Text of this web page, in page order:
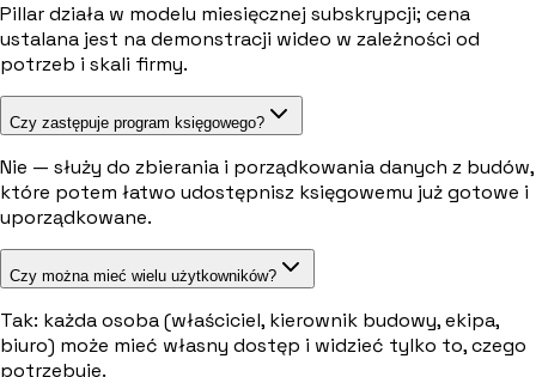
Pillar działa w modelu miesięcznej subskrypcji; cena
ustalana jest na demonstracji wideo w zależności od
potrzeb i skali firmy.
Czy zastępuje program księgowego?
Nie — służy do zbierania i porządkowania danych z budów,
które potem łatwo udostępnisz księgowemu już gotowe i
uporządkowane.
Czy można mieć wielu użytkowników?
Tak: każda osoba (właściciel, kierownik budowy, ekipa,
biuro) może mieć własny dostęp i widzieć tylko to, czego
potrzebuje.